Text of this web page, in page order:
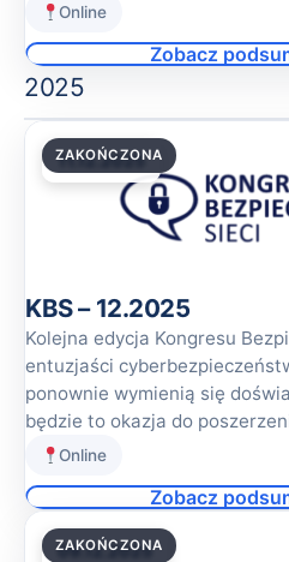
Online
Zobacz
2025
11.12.2025
ZAKOŃCZONA
KBS – 12.2025
Kolejna edycja Kongresu
entuzjaści
ponownie wymienią się
będzie to okazja do
Online
Zobacz
09.12.2025
ZAKOŃCZONA